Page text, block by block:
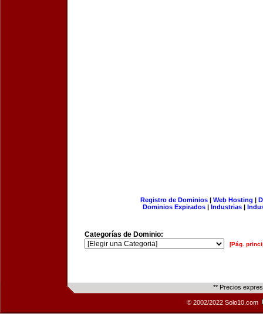
Registro de Dominios| Web Hosting |
Dominios Expirados | Industrias |
Categorías de Dominio:
[Pág.
** Precios
© 2002/2022 Solo10.com